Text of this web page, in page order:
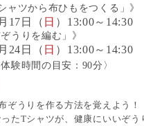
ャツから布ひもをつくる」》
17日（ 日 ）13:00～14:30
うりを編む」》
24日（ 日 ）13:00～14:30
験時間の目安：90分〉
ぞうりを作る方法を覚えよう！
たTシャツが、健康にいいぞう